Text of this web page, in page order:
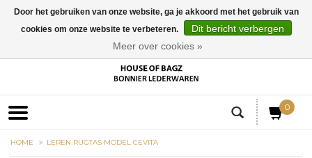
0
HOME LEREN RUGTAS MODEL CEVITA
Door het gebruiken van onze website, ga je akkoord met het gebruik van
cookies om onze website te verbeteren.
Dit bericht verbergen
Meer over cookies »